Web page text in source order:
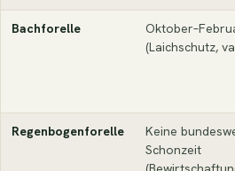
Bachforelle
(Laichschutz,
Regenbogenforelle
Keine
Schonzeit